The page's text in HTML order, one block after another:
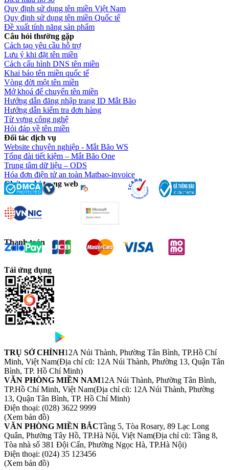
Quy định sử dụng tên miền Việt Nam
Quy định sử dụng tên miền Quốc tế
Đề xuất tính năng sản phẩm
Câu hỏi thường gặp
Cách tạo yêu cầu hỗ trợ
Lưu ý khi đặt tên miền
Cách cấu hình DNS tên miền
Khai báo tên miền quốc tế
Vòng đời một tên miền
Mở khoá để chuyển tên miền
Hướng dẫn đăng nhập trang ID Mắt Bão
Hướng dẫn kiểm tra đơn hàng
Từ vựng công nghệ
Hỏi đáp về tên miền
Đối tác dịch vụ
Website chuyên nghiệp - Mắt Bão WS
Tổng đài tiết kiệm – Mắt Bão One
Trung tâm dữ liệu – ODS
Hóa đơn điện tử an toàn Matbao-invoice
Chứng chỉ trang web
Thanh toán
Tải ứng dụng
TRỤ SỞ CHÍNH12A Núi Thành, Phường Tân Bình, TP.Hồ Chí
Minh, Việt Nam(Địa chỉ cũ: 12A Núi Thành, Phường 13, Quận Tân
Bình, TP. Hồ Chí Minh)
VĂN PHÒNG MIỀN NAM12A Núi Thành, Phường Tân Bình,
TP.Hồ Chí Minh, Việt Nam(Địa chỉ cũ: 12A Núi Thành, Phường
13, Quận Tân Bình, TP. Hồ Chí Minh)
Điện thoại: (028) 3622 9999
(Xem bản đồ)
VĂN PHÒNG MIỀN BẮCTầng 5, Tòa Rosary, 89 Lạc Long
Quân, Phường Tây Hồ, TP.Hà Nội, Việt Nam(Địa chỉ cũ: Tầng 8,
Tòa nhà số 381 Đội Cấn, Phường Ngọc Hà, TP.Hà Nội)
Điện thoại: (024) 35 123456
(Xem bản đồ)